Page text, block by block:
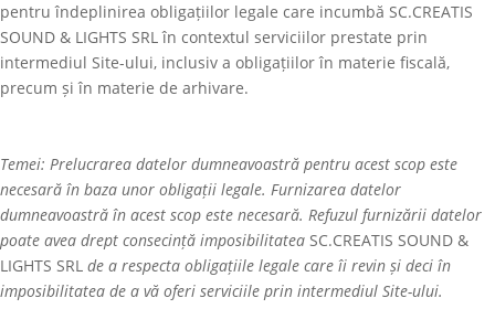
pentru îndeplinirea obligațiilor legale care incumbă SC.CREATIS
SOUND & LIGHTS SRLîn contextul serviciilor prestate prin
intermediul Site-ului, inclusiv a obligațiilor în materie fiscală,
precum și în materie de arhivare.
Temei: Prelucrarea datelor dumneavoastră pentru acest scop este
necesară în baza unor obligații legale. Furnizarea datelor
dumneavoastră în acest scop este necesară. Refuzul furnizării datelor
poate avea drept consecință imposibilitatea SC.CREATIS SOUND &
LIGHTS SRL de a respecta obligațiile legale care îi revin și deci în
imposibilitatea de a vă oferi serviciile prin intermediul Site-ului.